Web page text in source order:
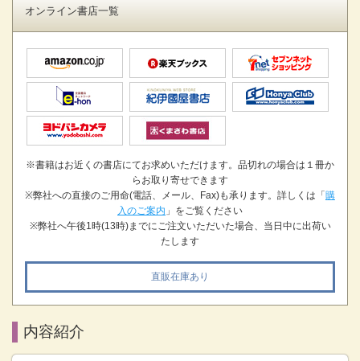
オンライン書店一覧
※書籍はお近くの書店にてお求めいただけます。品切れの場合は１冊か
らお取り寄せできます
※弊社への直接のご用命(電話、メール、Fax)も承ります。詳しくは「購
入のご案内 」をご覧ください
※弊社へ午後1時(13時)までにご注文いただいた場合、当日中に出荷い
たします
直販在庫あり
内容紹介